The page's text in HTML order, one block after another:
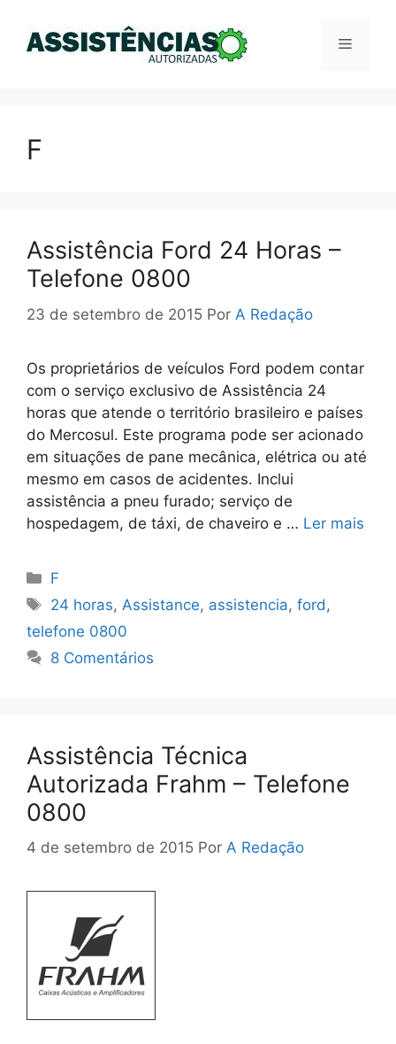
Menu
F
Assistência Ford 24 Horas –
Telefone 0800
23 de setembro de 2015 Por A Redação
Os proprietários de veículos Ford podem contar
com o serviço exclusivo de Assistência 24
horas que atende o território brasileiro e países
do Mercosul. Este programa pode ser acionado
em situações de pane mecânica, elétrica ou até
mesmo em casos de acidentes. Inclui
assistência a pneu furado; serviço de
hospedagem, de táxi, de chaveiro e … Ler mais
Categorias
F
Tags
24 horas, Assistance, assistencia,ford ,
telefone 0800
8 Comentários
Assistência Técnica
Autorizada Frahm – Telefone
0800
4 de setembro de 2015 Por A Redação